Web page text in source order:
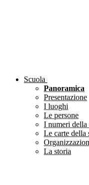
Scuola
Panoramica
Presentazione
I luoghi
Le persone
I numeri della
Le carte della
La storia